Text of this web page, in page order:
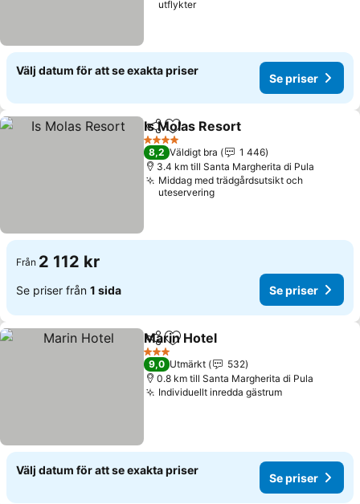
utflykter
Välj datum för att se exakta priser
Se priser
Dela Lägg till i Mina Favoriter
Is Molas Resort
4 Stjärnor
8,2 Väldigt bra
1 446
3.4 km till Santa Margherita di Pula
Middag med trädgårdsutsikt och
uteservering
Från 2 112 kr
Se priser från 1 sida Se priser
Dela Lägg till i Mina Favoriter
Marin Hotel
3 Stjärnor
9,0 Utmärkt
532
0.8 km till Santa Margherita di Pula
Individuellt inredda gästrumSe priser
Välj datum för att se exakta priser
Se priser